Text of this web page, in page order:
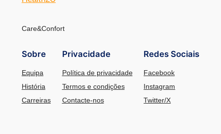
Care&Confort
Sobre
Equipa
História
Carreiras
Privacidade
Política de privacidade
Termos e condições
Contacte-nos
Redes Sociais
Facebook
Instagram
Twitter/X